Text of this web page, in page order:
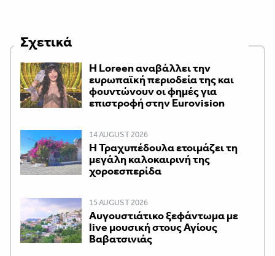
Σχετικά
Η Loreen αναβάλλει την
ευρωπαϊκή περιοδεία της και
φουντώνουν οι φημές για
επιστροφή στην Eurovision
14 AUGUST 2026
Η Τραχυπέδουλα ετοιμάζει τη
μεγάλη καλοκαιρινή της
χοροεσπερίδα
15 AUGUST 2026
Αυγουστιάτικο ξεφάντωμα με
live μουσική στους Αγίους
Βαβατσινιάς